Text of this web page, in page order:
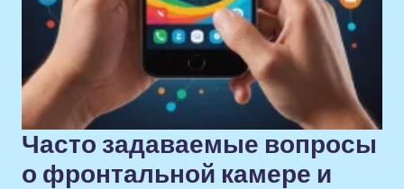
Часто задаваемые вопросы
о фронтальной камере и